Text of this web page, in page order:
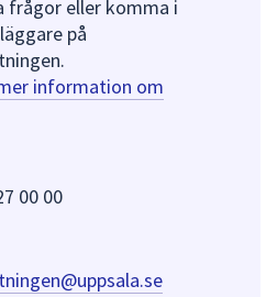
frågor eller komma i
på
information om
00 00